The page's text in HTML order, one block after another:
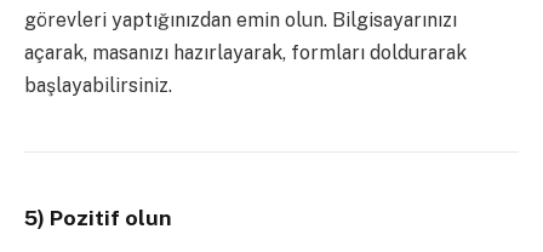
görevleri yaptığınızdan emin olun. Bilgisayarınızı
açarak, masanızı hazırlayarak, formları doldurarak
başlayabilirsiniz.
5) Pozitif olun